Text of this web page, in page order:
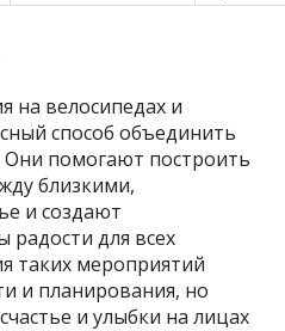
на велосипедах и
способ объединить
Они помогают построить
близкими,
и создают
для всех
таких мероприятий
и планирования, но
и улыбки на лицах